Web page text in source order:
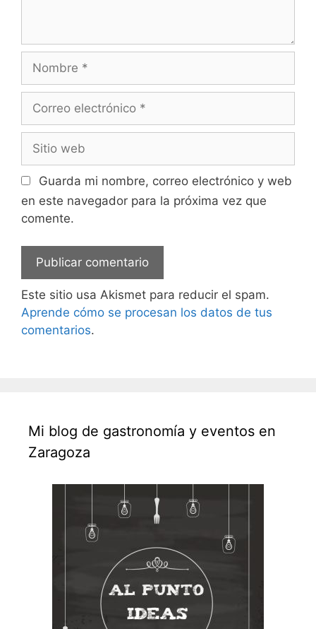
Nombre
Correo
Sitio
web
Guarda mi nombre, correo electrónico y web
en este navegador para la próxima vez que
comente.
Este sitio usa Akismet para reducir el spam.
Aprende cómo se procesan los datos de tus
comentarios.
Mi blog de gastronomía y eventos en
Zaragoza